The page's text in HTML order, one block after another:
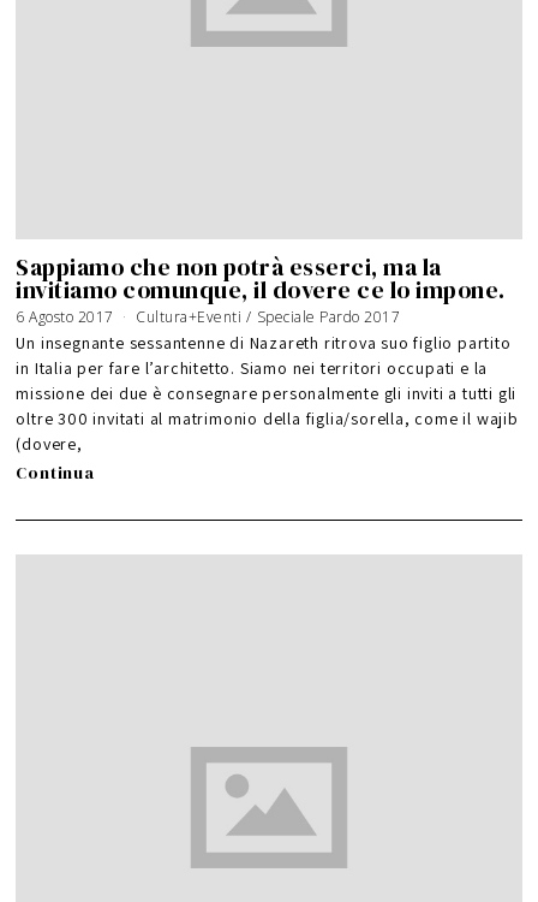
Sappiamo che non potrà esserci, ma la
invitiamo comunque, il dovere ce lo impone.
6 Agosto 2017
A
g
o
s
o
2
0
1
Cultura+Eventi / Speciale Pardo 2017
Un insegnante sessantenne di Nazareth ritrova suo figlio partito
in Italia per fare l’architetto. Siamo nei territori occupati e la
missione dei due è consegnare personalmente gli inviti a tutti gli
oltre 300 invitati al matrimonio della figlia/sorella, come il wajib
(dovere,
Continua